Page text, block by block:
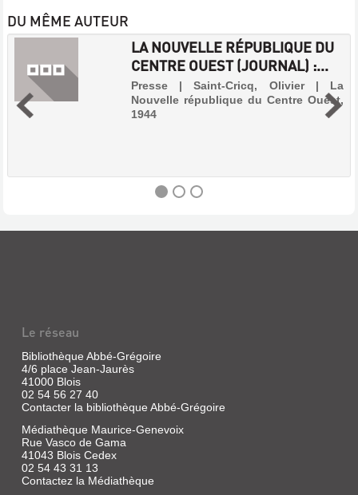
DU MÊME AUTEUR
LA NOUVELLE RÉPUBLIQUE DU
CENTRE OUEST (JOURNAL) :...
Presse | Saint-Cricq, Olivier | La
Nouvelle république du Centre Ouest,
1944
OUEST
(JOURNAL)
:...
Presse
Saint-
Cricq,
Olivier
La
Le réseau
Bibliothèque Abbé-Grégoire
4/6 place Jean-Jaurès
41000 Blois
02 54 56 27 40
Contacter la bibliothèque Abbé-Grégoire
Médiathèque Maurice-Genevoix
Rue Vasco de Gama
41043 Blois Cedex
02 54 43 31 13
Contactez la Médiathèque